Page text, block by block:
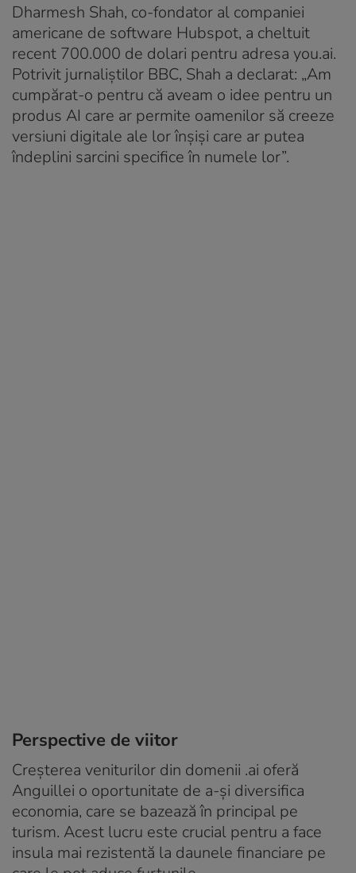
Dharmesh Shah, co-fondator al companiei
americane de software Hubspot, a cheltuit
recent 700.000 de dolari pentru adresa you.ai.
Potrivit jurnaliștilor BBC, Shah a declarat: „Am
cumpărat-o pentru că aveam o idee pentru un
produs AI care ar permite oamenilor să creeze
versiuni digitale ale lor înșiși care ar putea
îndeplini sarcini specifice în numele lor”.
Perspective de viitor
Creșterea veniturilor din domenii .ai oferă
Anguillei o oportunitate de a-și diversifica
economia, care se bazează în principal pe
turism. Acest lucru este crucial pentru a face
insula mai rezistentă la daunele financiare pe